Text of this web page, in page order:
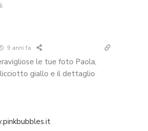
9 anni fa
le tue foto Paola,
giallo e il dettaglio